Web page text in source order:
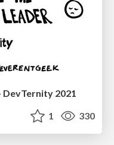
2021
1 330